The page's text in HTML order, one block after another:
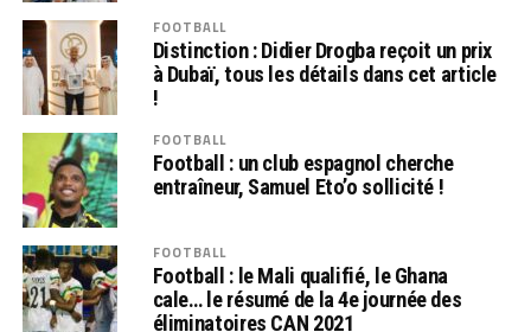
FOOTBALL
Distinction : Didier Drogba reçoit un prix
à Dubaï, tous les détails dans cet article
!
FOOTBALL
Football : un club espagnol cherche
entraîneur, Samuel Eto’o sollicité !
FOOTBALL
Football : le Mali qualifié, le Ghana
cale… le résumé de la 4e journée des
éliminatoires CAN 2021